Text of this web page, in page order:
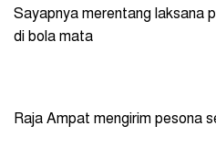
Sayapnya merentang laksana
di bola mata
Raja Ampat mengirim pesona